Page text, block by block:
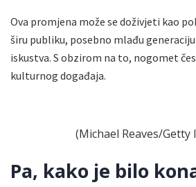
Ova promjena može se doživjeti kao
širu publiku, posebno mlađu
iskustva. S obzirom na to, nogomet
kulturnog događaja.
(Michael Reaves/Getty
Pa, kako je bilo